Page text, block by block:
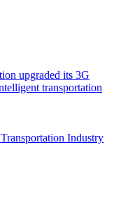
upgraded its 3G
transportation
Industry